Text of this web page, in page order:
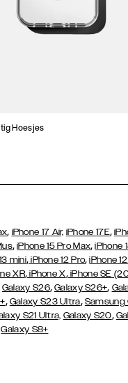
Hoesjes
, iPhone 17 Air, iPhone 17E,
,iPhone 15 Pro Max,iPhone
mini,iPhone 12 Pro,iPhone 12
XR,iPhone X,iPhone SE
Galaxy S26,Galaxy S26+,
, Galaxy S23 Ultra, Samsung
S21 Ultra, Galaxy S20,
Galaxy S8+